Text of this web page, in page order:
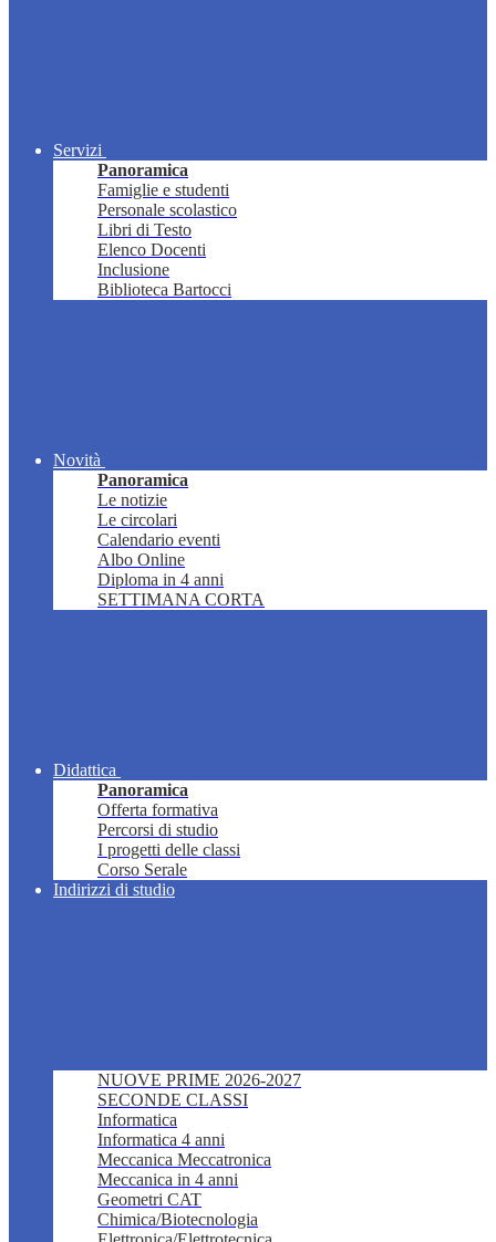
Servizi
Panoramica
Famiglie e studenti
Personale scolastico
Libri di Testo
Elenco Docenti
Inclusione
Biblioteca Bartocci
Novità
Panoramica
Le notizie
Le circolari
Calendario eventi
Albo Online
Diploma in 4 anni
SETTIMANA CORTA
Didattica
Panoramica
Offerta formativa
Percorsi di studio
I progetti delle classi
Corso Serale
Indirizzi di studio
NUOVE PRIME 2026-2027
SECONDE CLASSI
Informatica
Informatica 4 anni
Meccanica Meccatronica
Meccanica in 4 anni
Geometri CAT
Chimica/Biotecnologia